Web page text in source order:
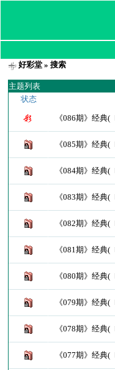
好彩堂 » 搜索
主题列表
状态
《086期》经典
《085期》经典
《084期》经典
《083期》经典
《082期》经典
《081期》经典
《080期》经典
《079期》经典
《078期》经典
《077期》经典